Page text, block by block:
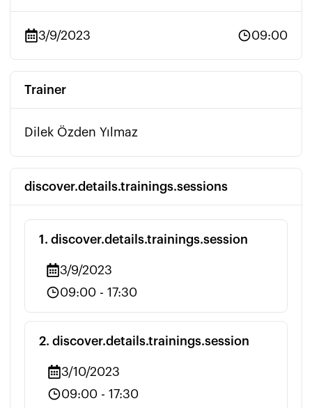
3/9/2023 09:00
Trainer
Dilek Özden Yılmaz
discover.details.trainings.sessions
1 . discover.details.trainings.session
3/9/2023
09:00 - 17:30
2. discover.details.trainings.session
3/10/2023
09:00 - 17:30